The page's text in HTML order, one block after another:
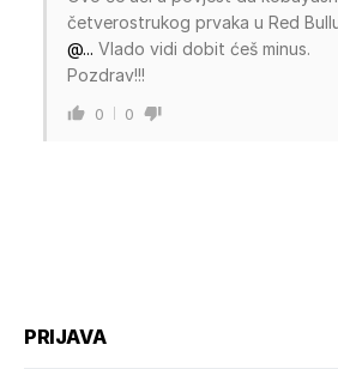
četverostrukog prvaka u Red
@... Vlado vidi dobit ćeš minus.
Pozdrav!!!
0 0
PRIJAVA